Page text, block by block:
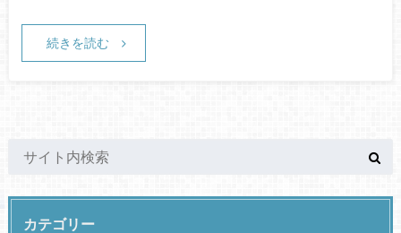
続きを読む
カテゴリー